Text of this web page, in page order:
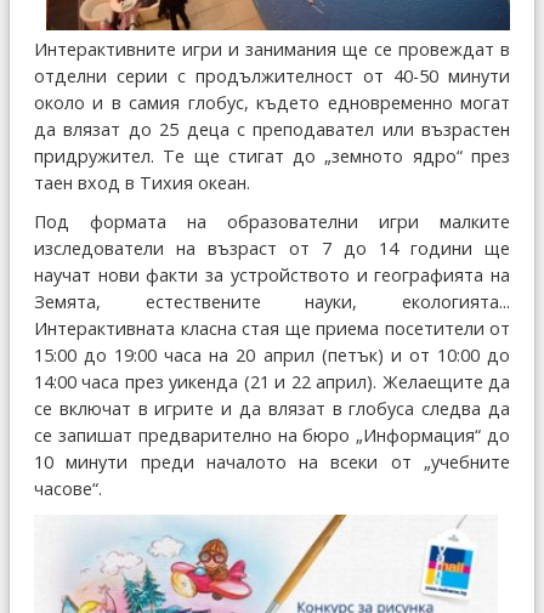
Интерактивните игри и занимания ще се провеждат в
отделни серии с продължителност от 40-50 минути
около и в самия глобус, където едновременно могат
да влязат до 25 деца с преподавател или възрастен
придружител. Те ще стигат до „земното ядро“ през
таен вход в Тихия океан.
Под формата на образователни игри малките
изследователи на възраст от 7 до 14 години ще
научат нови факти за устройството и географията на
Земята, естествените науки, екологията...
Интерактивната класна стая ще приема посетители от
15:00 до 19:00 часа на 20 април (петък) и от 10:00 до
14:00 часа през уикенда (21 и 22 април). Желаещите да
се включат в игрите и да влязат в глобуса следва да
се запишат предварително на бюро „Информация“ до
10 минути преди началото на всеки от „учебните
часове“.